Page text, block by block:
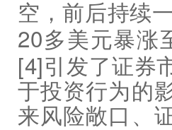
空，前后持续
20多美元暴涨
[4]引发了证券
于投资行为的
来风险敞口、